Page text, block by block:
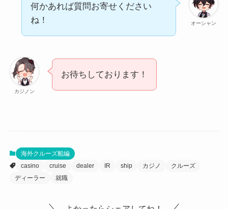
オーシャン
何かあれば質問お寄せください
ね！
カジノン
お待ちしております！
海外クルーズ船編
casino
cruise dealer IR ship カジノ
クルーズ
ディーラー
就職